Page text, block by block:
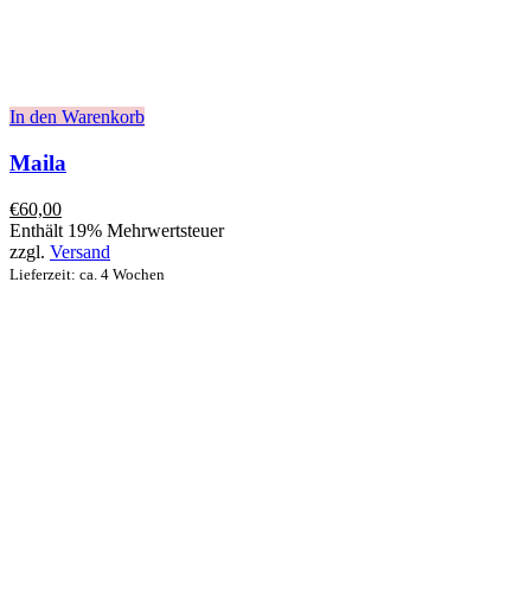
In den Warenkorb
Maila
€60,00
Enthält 19% Mehrwertsteuer
zzgl. Versand
Lieferzeit: ca. 4 Wochen